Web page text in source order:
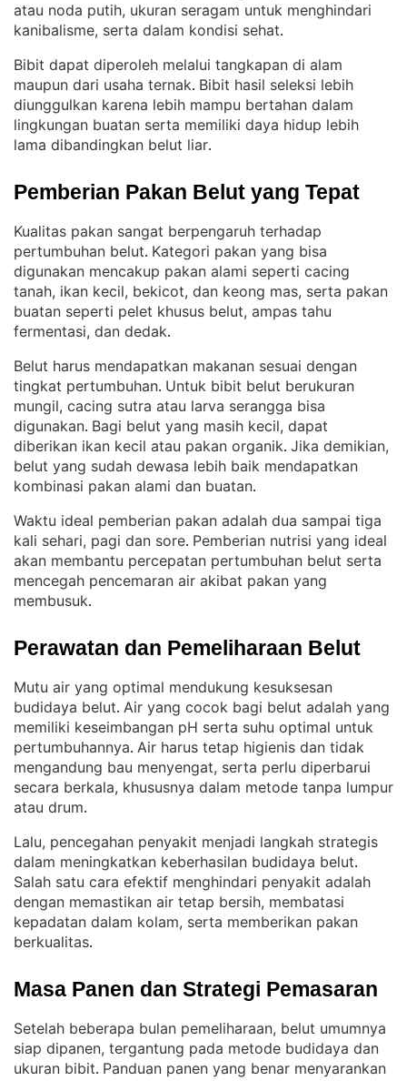
atau noda putih, ukuran seragam untuk menghindari
kanibalisme, serta dalam kondisi sehat.
Bibit dapat diperoleh melalui tangkapan di alam
maupun dari usaha ternak. Bibit hasil seleksi lebih
diunggulkan karena lebih mampu bertahan dalam
lingkungan buatan serta memiliki daya hidup lebih
lama dibandingkan belut liar.
Pemberian Pakan Belut yang Tepat
Kualitas pakan sangat berpengaruh terhadap
pertumbuhan belut. Kategori pakan yang bisa
digunakan mencakup pakan alami seperti cacing
tanah, ikan kecil, bekicot, dan keong mas, serta pakan
buatan seperti pelet khusus belut, ampas tahu
fermentasi, dan dedak.
Belut harus mendapatkan makanan sesuai dengan
tingkat pertumbuhan. Untuk bibit belut berukuran
mungil, cacing sutra atau larva serangga bisa
digunakan. Bagi belut yang masih kecil, dapat
diberikan ikan kecil atau pakan organik. Jika demikian,
belut yang sudah dewasa lebih baik mendapatkan
kombinasi pakan alami dan buatan.
Waktu ideal pemberian pakan adalah dua sampai tiga
kali sehari, pagi dan sore. Pemberian nutrisi yang ideal
akan membantu percepatan pertumbuhan belut serta
mencegah pencemaran air akibat pakan yang
membusuk.
Perawatan dan Pemeliharaan Belut
Mutu air yang optimal mendukung kesuksesan
budidaya belut. Air yang cocok bagi belut adalah yang
memiliki keseimbangan pH serta suhu optimal untuk
pertumbuhannya. Air harus tetap higienis dan tidak
mengandung bau menyengat, serta perlu diperbarui
secara berkala, khususnya dalam metode tanpa lumpur
atau drum.
Lalu, pencegahan penyakit menjadi langkah strategis
dalam meningkatkan keberhasilan budidaya belut
Salah satu cara efektif menghindari penyakit adalah
dengan memastikan air tetap bersih, membatasi
kepadatan dalam kolam, serta memberikan pakan
berkualitas.
Masa Panen dan Strategi Pemasaran
Setelah beberapa bulan pemeliharaan, belut umumnya
siap dipanen, tergantung pada metode budidaya dan
ukuran bibit. Panduan panen yang benar menyarankan